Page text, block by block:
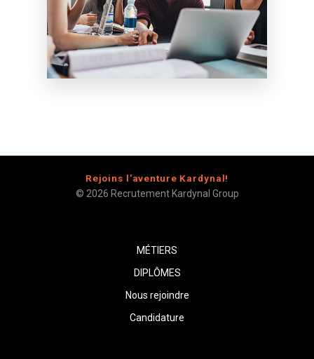
Rejoins l'aventure Kardynal!
© 2026 Recrutement Kardynal Group
MÉTIERS
DIPLÔMES
Nous rejoindre
Candidature